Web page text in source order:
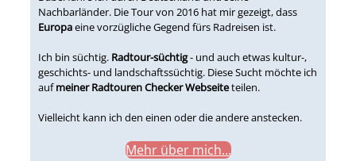
Nachbarländer. Die Tour von 2016 hat mir gezeigt, dass
Europaeine vorzügliche Gegend fürs Radreisen ist.
Ich bin süchtig. Radtour-süchtig- und auch etwas kultur-,
geschichts- und landschaftssüchtig. Diese Sucht möchte ich
aufmeiner Radtouren Checker Webseiteteilen.
Vielleicht kann ich den einen oder die andere anstecken.
Mehr über mich...